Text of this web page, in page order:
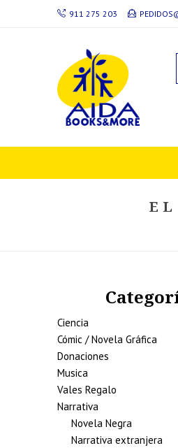
911 275 203
Ciencia
Cómic / Novela Gráfica
Donaciones
Musica
Vales Regalo
Narrativa
Novela Negra
Narrativa extranjera